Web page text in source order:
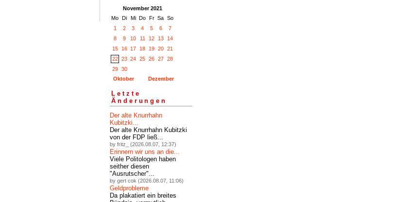
November 2021
Mo Di Mi Do Fr Sa So
1
2 3 4 5 6
7
8
9 10 11 12 13
14
15
16 17 18 19 20
21
22
23 24 25 26 27
28
29
30
Oktober
Dezember
Letzte
Änderungen
Der alte Knurrhahn
Kubitzki...
Der alte Knurrhahn Kubitzki
von der FDP ließ...
by fritz_ (2026.08.07, 12:37)
Erinnern wir uns an die...
Viele Politologen haben
seither diesen
"Ausrutscher"...
by gert cok (2026.08.07, 11:06)
Geldprobleme
Da plakatiert ein breites